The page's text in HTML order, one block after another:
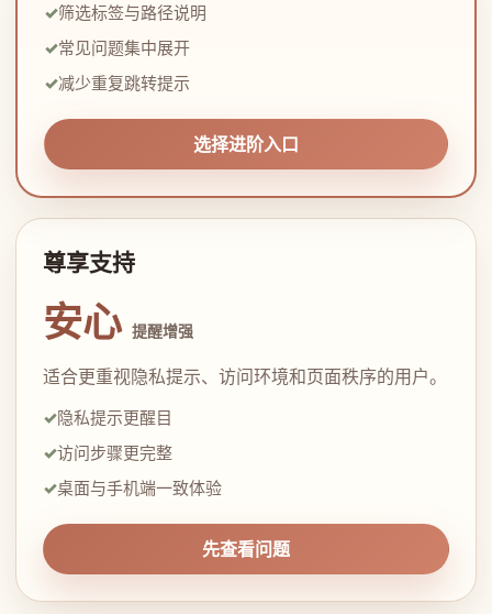
筛选标签与路径说明
常见问题集中展开
减少重复跳转提示
选择进阶入口
尊享支持
安心 提醒增强
适合更重视隐私提示、访问环境和页面秩序的用户。
隐私提示更醒目
访问步骤更完整
桌面与手机端一致体验
先查看问题